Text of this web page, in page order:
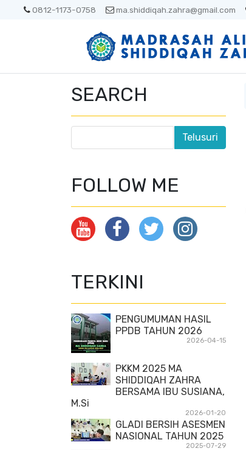
0812-1173-0758 ma.shiddiqah.zahra@gmail.com
SEARCH
FOLLOW ME
TERKINI
PENGUMUMAN HASIL
PPDB TAHUN 2026
2026-04-15
PKKM 2025 MA
SHIDDIQAH ZAHRA
BERSAMA IBU SUSIANA,
M.Si
2026-01-20
GLADI BERSIH ASESMEN
NASIONAL TAHUN 2025
2025-07-29